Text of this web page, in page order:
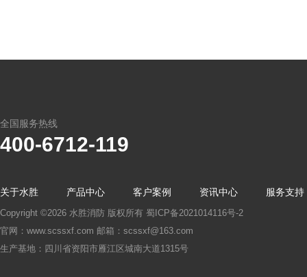
全国服务热线
400-6712-119
关于水胜 产品中心 客户案例 资讯中心 服务支持
Copyright ©2026 水胜消防 版权所有 蜀ICP备2021014116号-2
官网：www.scssxf.com 邮箱：scssxf@163.com
生产基地：四川省资阳市雁江区城南大道1315号